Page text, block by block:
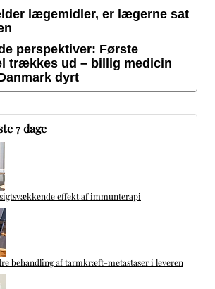
lægemidler, er lægerne sat
perspektiver: Første
trækkes ud – billig medicin
dyrt
7 dage
effekt af immunterapi
behandling af tarmkræft-metastaser i leveren